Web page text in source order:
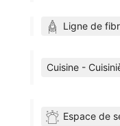
Ligne de
Cuisine -
Espace de